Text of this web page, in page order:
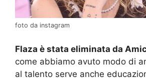
foto da instagram
Flaza è stata eliminata da
come abbiamo avuto modo di
al talento serve anche